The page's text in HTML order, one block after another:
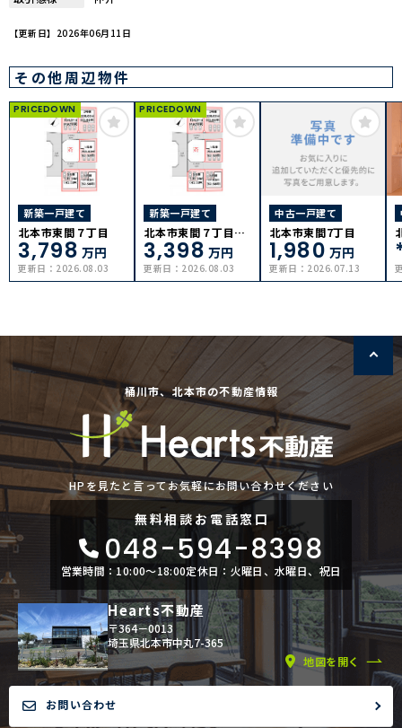
【更新日】2026年06月11日
その他周辺物件
PRICEDOWN
新築一戸建て
北本市東間７丁目
3,798 万円
更新日： 2026.08.03
PRICEDOWN
新築一戸建て
北本市東間７丁目５
号棟
3,398 万円
更新日： 2026.08.03
中古一戸建て
北本市東間7丁目
1,980 万円
更新日： 2026.07.13
桶川市、北本市の不動産情報
HPを見たと言ってお気軽にお問い合わせください
無料相談お電話窓口
048-594-8398
営業時間：10:00〜18:00定休日：火曜日、水曜日、祝日
Hearts不動産
〒364－0013
埼玉県北本市中丸7-365
地図を開く
お問い合わせ